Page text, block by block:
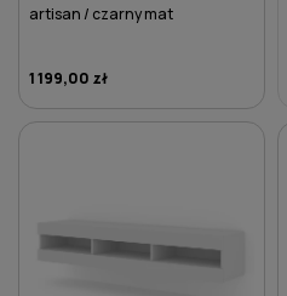
artisan / czarny mat
1 199,00 zł